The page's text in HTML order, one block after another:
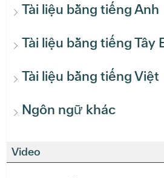
Tài liệu bằng tiếng Anh
Tài liệu bằng tiếng Tây
Tài liệu bằng tiếng Việt
Ngôn ngữ khác
Video